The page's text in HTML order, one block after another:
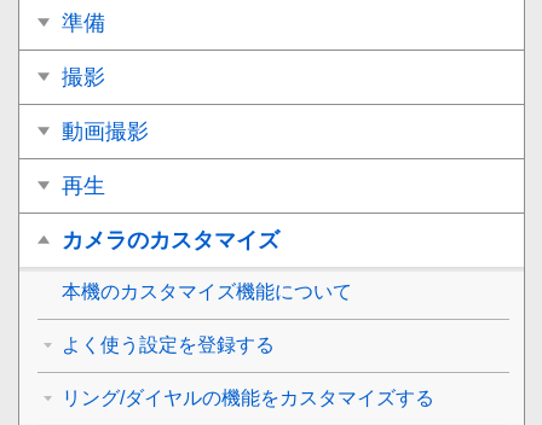
準備
撮影
動画撮影
再生
カメラのカスタマイズ
本機のカスタマイズ機能について
よく使う設定を登録する
リング/ダイヤルの機能をカスタマイズする